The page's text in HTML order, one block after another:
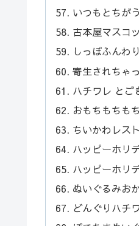
いつもとちが
古本屋マスコ
しっぽふんわ
寄生されちゃ
ハチワレ とご
おもちもちも
ちいかわレス
ハッピーホリ
ハッピーホリ
ぬいぐるみお
どんぐりハチ